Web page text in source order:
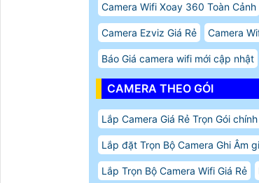
Camera Wifi Xoay 360 Toàn Cảnh
Camera Ezviz Giá Rẻ Camera
Báo Giá camera wifi mới cập nhật
CAMERA THEO GÓI
Lắp Camera Giá Rẻ Trọn Gói
Lắp đặt Trọn Bộ Camera Ghi Âm
Lắp Trọn Bộ Camera Wifi Giá Rẻ